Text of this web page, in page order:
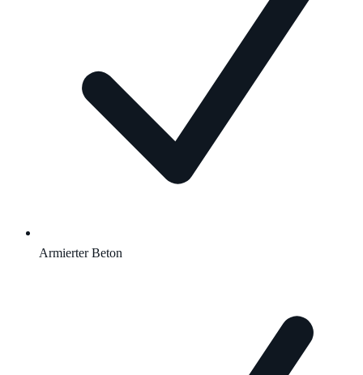
Armierter Beton